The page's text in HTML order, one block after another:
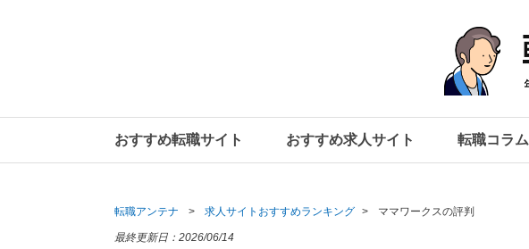
おすすめ転職サイト おすすめ求人サイト 転職コラム
転職アンテナ 求人サイトおすすめランキング ママワークスの評判
最終更新日： 2026/06/14